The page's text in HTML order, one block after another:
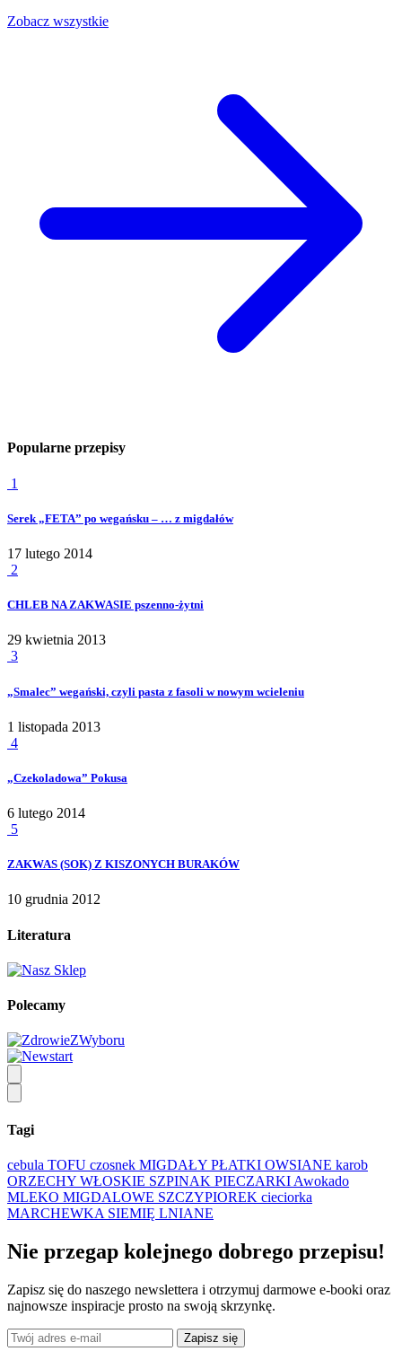
Zobacz wszystkie
Popularne przepisy
1
Serek „FETA” po wegańsku – … z migdałów
17 lutego 2014
2
CHLEB NA ZAKWASIE pszenno-żytni
29 kwietnia 2013
3
„Smalec” wegański, czyli pasta z fasoli w nowym wcieleniu
1 listopada 2013
4
„Czekoladowa” Pokusa
6 lutego 2014
5
ZAKWAS (SOK) Z KISZONYCH BURAKÓW
10 grudnia 2012
Literatura
Polecamy
Tagi
cebula TOFU czosnek MIGDAŁY PŁATKI OWSIANE karob
ORZECHY WŁOSKIE SZPINAK PIECZARKI Awokado
MLEKO MIGDALOWE SZCZYPIOREK cieciorka
MARCHEWKA SIEMIĘ LNIANE
Nie przegap kolejnego dobrego przepisu!
Zapisz się do naszego newslettera i otrzymuj darmowe e-booki oraz
najnowsze inspiracje prosto na swoją skrzynkę.
Zapisz się